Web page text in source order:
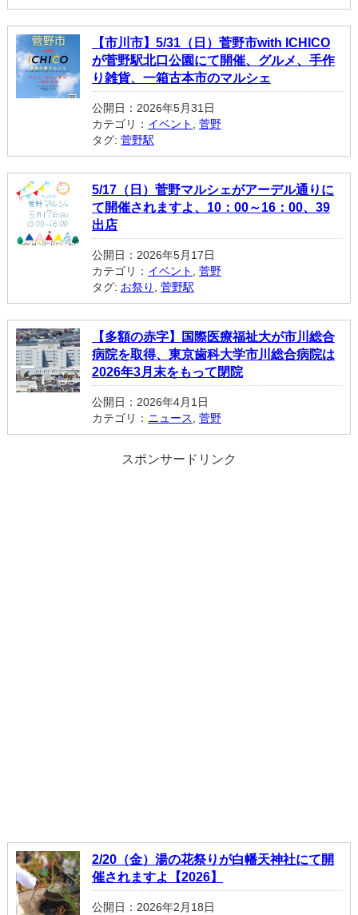
【市川市】5/31（日）菅野市with ICHICO
が菅野駅北口公園にて開催、グルメ、手作
り雑貨、一箱古本市のマルシェ
公開日：2026年5月31日
カテゴリ： イベント
菅野
タグ: 菅野駅
5/17（日）菅野マルシェがアーデル通りに
て開催されますよ、10：00～16：00、39
出店
公開日：2026年5月17日
カテゴリ： イベント
菅野
タグ: お祭り 菅野駅
【多額の赤字】国際医療福祉大が市川総合
病院を取得、東京歯科大学市川総合病院は
2026年3月末をもって閉院
公開日：2026年4月1日
カテゴリ： ニュース 菅野
スポンサードリンク
2/20（金）湯の花祭りが白幡天神社にて開
催されますよ【2026】
公開日：2026年2月18日